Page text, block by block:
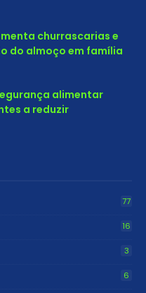
churrascarias e
do almoço em família
alimentar
a reduzir
77
16
3
6